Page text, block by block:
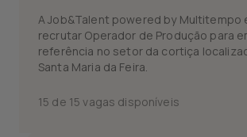
A Job&Talent powered by Multitempo
recrutar Operador de Produção para
referência no setor da cortiça
Santa Maria da Feira.
15 de 15 vagas disponíveis